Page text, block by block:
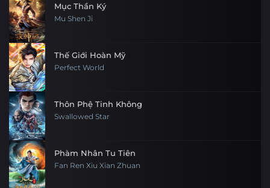
Mục Thần Ký
Mu Shen Ji
Thế Giới Hoàn Mỹ
Perfect World
Thôn Phệ Tinh Không
Swallowed Star
Phàm Nhân Tu Tiên
Fan Ren Xiu Xian Zhuan